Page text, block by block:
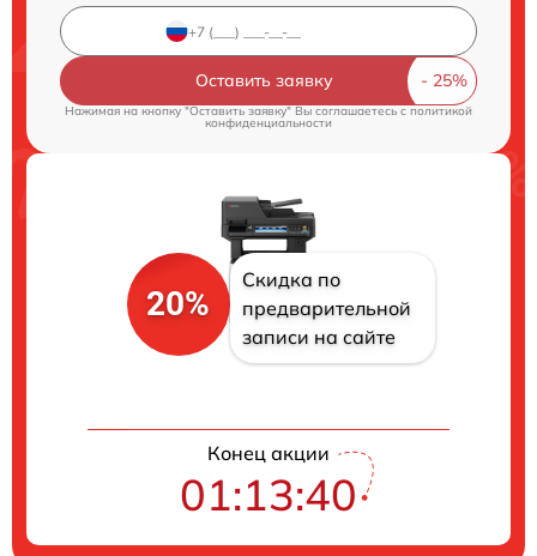
Оставить заявку
Нажимая на кнопку "Оставить заявку" Вы соглашаетесь cполитикой
конфиденциальности
20%
Скидка по
предварительной
записи на сайте
Конец акции
01:13:40